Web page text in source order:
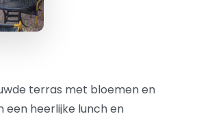
terras met bloemen en
een heerlijke lunch en